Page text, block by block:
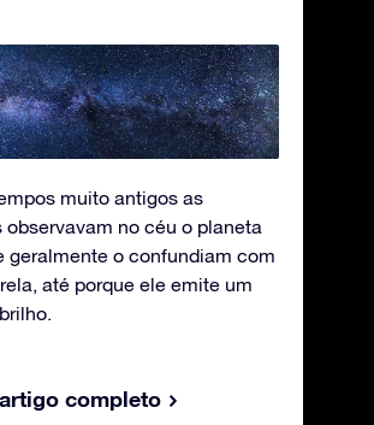
muito antigos as
observavam no céu o planeta
geralmente o confundiam com
até porque ele emite um
completo